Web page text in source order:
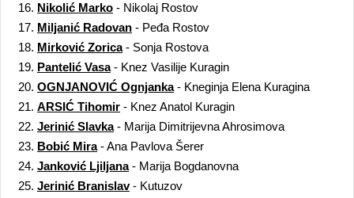
16. Nikolić Marko - Nikolaj Rostov
17. Miljanić Radovan - Peđa Rostov
18. Mirković Zorica- Sonja Rostova
19. Pantelić Vasa- Knez Vasilije Kuragin
20. OGNJANOVIĆ Ognjanka- Kneginja Elena Kuragina
21. ARSIĆ Tihomir - Knez Anatol Kuragin
22. Jerinić Slavka- Marija Dimitrijevna Ahrosimova
23. Bobić Mira- Ana Pavlova Šerer
24. Janković Ljiljana- Marija Bogdanovna
25. Jerinić Branislav- Kutuzov